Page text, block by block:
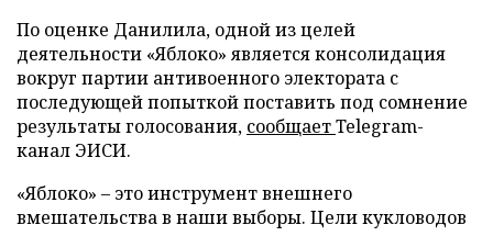
По оценке Данилила, одной из целей
деятельности «Яблоко» является консолидация
вокруг партии антивоенного электората с
последующей попыткой поставить под сомнение
результаты голосования, сообщаетTelegram-
канал ЭИСИ.
«Яблоко» – это инструмент внешнего
вмешательства в наши выборы. Цели кукловодов